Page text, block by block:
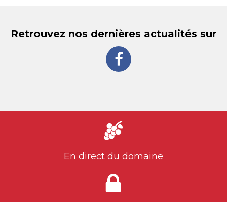
Retrouvez nos dernières actualités sur
En direct du domaine